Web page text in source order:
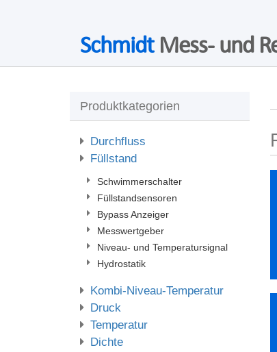
SchmidtMess- und
Produktkategorien
Durchfluss
Füllstand
Schwimmerschalter
Füllstandsensoren
Bypass Anzeiger
Messwertgeber
Niveau- und Temperatursignal
Hydrostatik
Kombi-Niveau-Temperatur
Druck
Temperatur
Dichte